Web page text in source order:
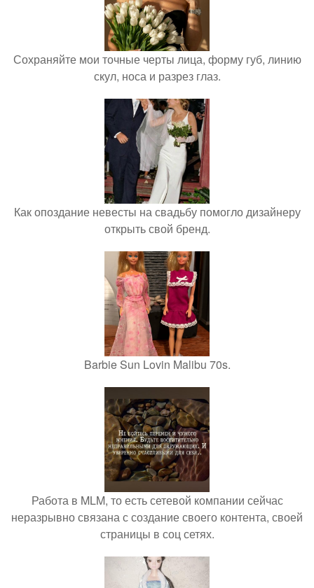
Сохраняйте мои точные черты лица, форму губ, линию
скул, носа и разрез глаз.
Как опоздание невесты на свадьбу помогло дизайнеру
открыть свой бренд.
Barbie Sun Lovin Malibu 70s.
Работа в MLM, то есть сетевой компании сейчас
неразрывно связана с создание своего контента, своей
страницы в соц сетях.